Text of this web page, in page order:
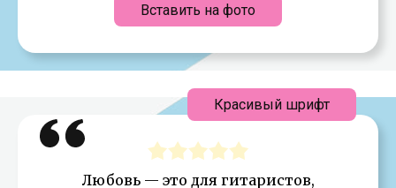
Вставить на фото
Любовь — это для гитаристов,
Красивый шрифт